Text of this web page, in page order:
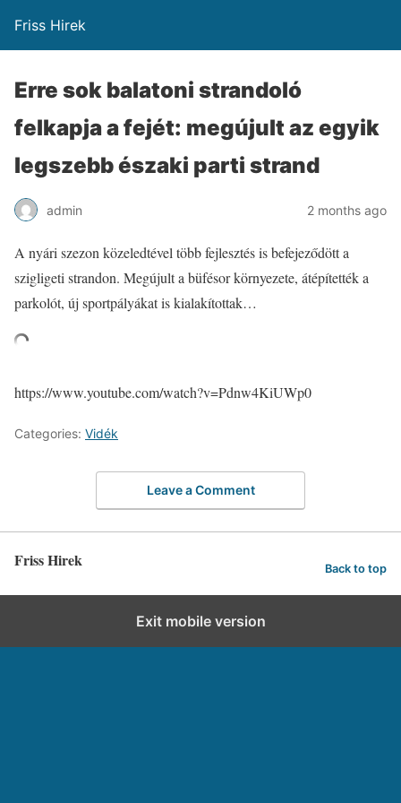
Friss Hirek
Erre sok balatoni strandoló
felkapja a fejét: megújult az egyik
legszebb északi parti strand
admin 2 months ago
A nyári szezon közeledtével több fejlesztés is befejeződött a
szigligeti strandon. Megújult a büfésor környezete, átépítették a
parkolót, új sportpályákat is kialakítottak…
https://www.youtube.com/watch?v=Pdnw4KiUWp0
Categories: Vidék
Leave a Comment
Friss Hirek Back to top
Exit mobile version